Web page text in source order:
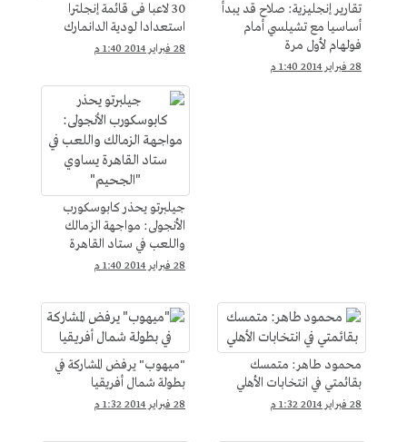
تقارير إنجليزية: صلاح قد يبدأ
أساسيا مع تشيلسي أمام
فولهام لأول مرة
28 فبراير 2014 1:40 م
30 لاعبا فى قائمة إنجلترا
استعدادا لودية الدانمارك
28 فبراير 2014 1:40 م
جيلبرتو يحذر كابوسكورب
الأنجولى: مواجهة الزمالك
واللعب في ستاد القاهرة
يساوي "الجحيم"
28 فبراير 2014 1:40 م
محمود طاهر: متمسك
بقائمتي في انتخابات الأهلي
28 فبراير 2014 1:32 م
"ميهوب" يرفض المشاركة في
بطولة شمال أفريقيا
28 فبراير 2014 1:32 م